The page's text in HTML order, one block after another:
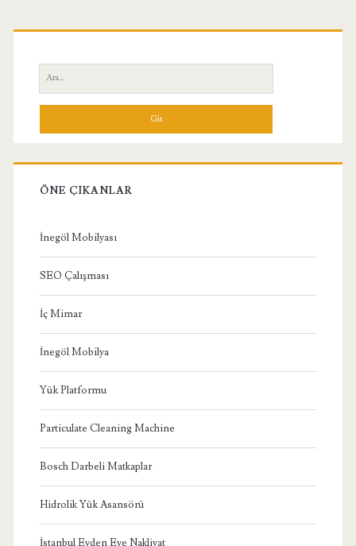
Birincil
Yan
Menü
Ara:
ÖNE ÇIKANLAR
İnegöl Mobilyası
SEO Çalışması
İç Mimar
İnegöl Mobilya
Yük Platformu
Particulate Cleaning Machine
Bosch Darbeli Matkaplar
Hidrolik Yük Asansörü
İstanbul Evden Eve Nakliyat